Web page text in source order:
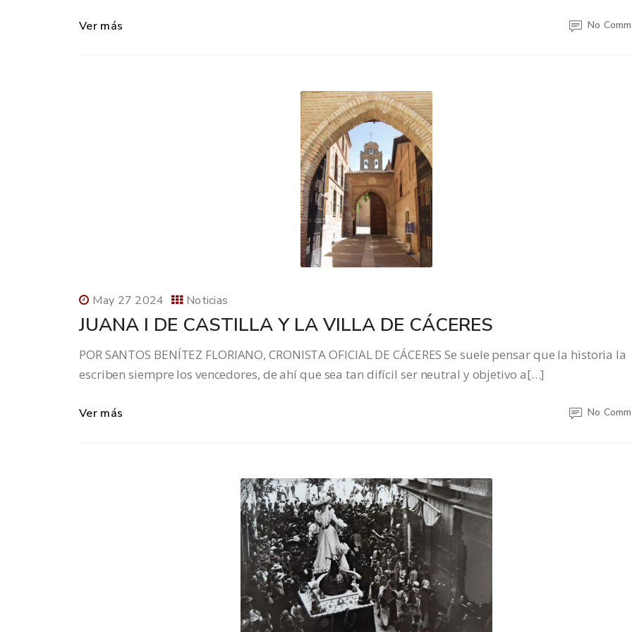
Ver más No
May 27 2024 Noticias
JUANA I DE CASTILLA Y LA VILLA DE CÁCERES
POR SANTOS BENÍTEZ FLORIANO, CRONISTA OFICIAL DE CÁCERES Se suele pensar que la historia la
escriben siempre los vencedores, de ahí que sea tan difícil ser neutral y objetivo a[…]
Ver más No